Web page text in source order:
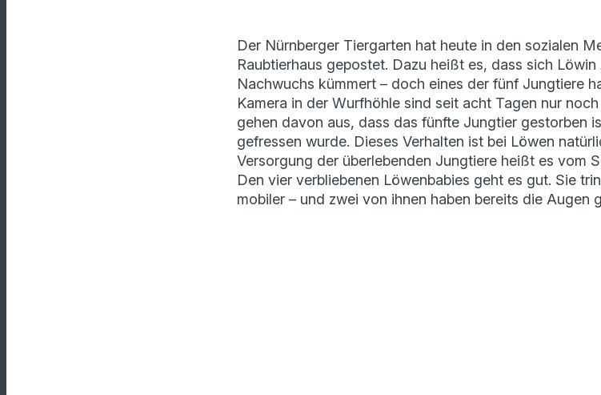
Der Nürnberger Tiergarten hat heute in den sozialen
Raubtierhaus gepostet. Dazu heißt es, dass sich
Nachwuchs kümmert – doch eines der fünf Jungtiere
Kamera in der Wurfhöhle sind seit acht Tagen nur
gehen davon aus, dass das fünfte Jungtier gestorben
gefressen wurde. Dieses Verhalten ist bei Löwen
Versorgung der überlebenden Jungtiere heißt es vom
Den vier verbliebenen Löwenbabies geht es gut. Sie
mobiler – und zwei von ihnen haben bereits die Augen